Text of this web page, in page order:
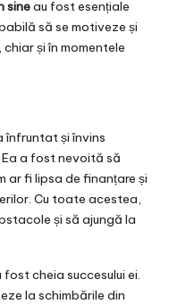
sineau fost esențiale
să se motiveze și
chiar și în momentele
înfruntat și învins
Ea a fost nevoită să
ar fi lipsa de finanțare și
Cu toate acestea,
și să ajungă la
fost cheia succesului ei.
la schimbările din